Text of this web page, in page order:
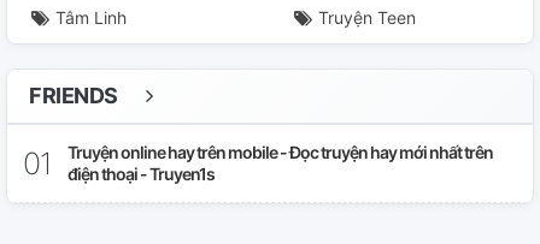
Tâm Linh Truyện Teen
FRIENDS
Truyện online hay trên mobile - Đọc truyện hay mới nhất trên
điện thoại - Truyen1s